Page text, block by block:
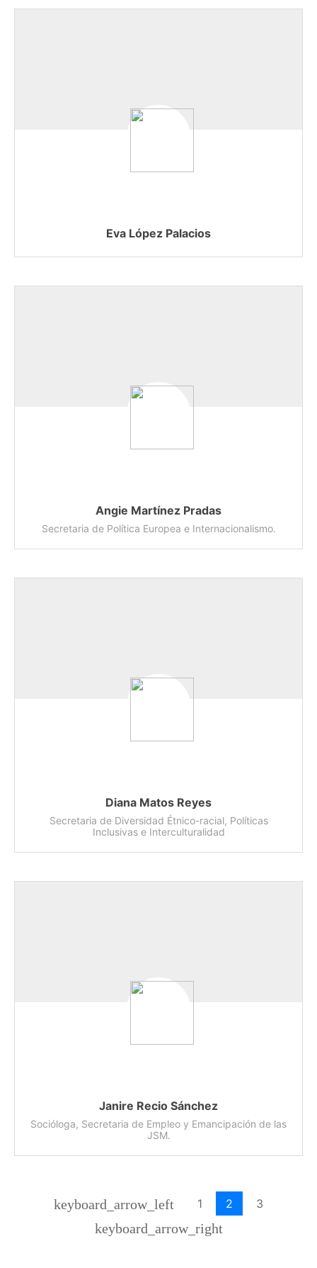
Eva López Palacios
Angie Martínez Pradas
Secretaria de Política Europea e Internacionalismo.
Diana Matos Reyes
Secretaria de Diversidad Étnico-racial, Políticas
Inclusivas e Interculturalidad
Janire Recio Sánchez
Socióloga, Secretaria de Empleo y Emancipación de las
JSM.
keyboard_arrow_left 1 2 3
keyboard_arrow_right